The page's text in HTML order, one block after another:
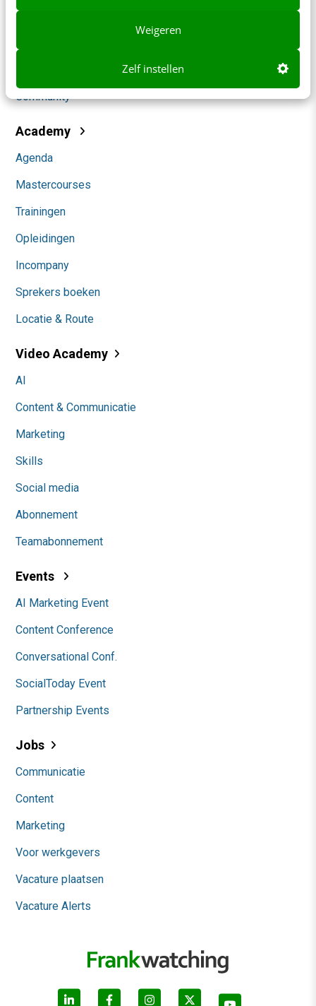
Weigeren
Zelf instellen
Marketing
Community
Academy
Agenda
Mastercourses
Trainingen
Opleidingen
Incompany
Sprekers boeken
Locatie & Route
Video Academy
AI
Content & Communicatie
Marketing
Skills
Social media
Abonnement
Teamabonnement
Events
AI Marketing Event
Content Conference
Conversational Conf.
SocialToday Event
Partnership Events
Jobs
Communicatie
Content
Marketing
Voor werkgevers
Vacature plaatsen
Vacature Alerts